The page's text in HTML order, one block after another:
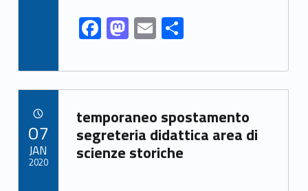
F
ac
e
b
o
o
k
M
as
to
d
o
n
E
m
ai
l
S
ar
e
Link identifier archive #link-archive-56266
temporaneo spostamento
segreteria didattica area di
scienze storiche
07
JAN
2020